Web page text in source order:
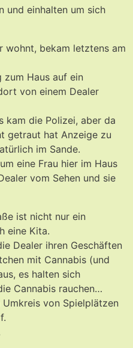
und einhalten um sich
wohnt, bekam letztens am
zum Haus auf ein
von einem Dealer
kam die Polizei, aber da
getraut hat Anzeige zu
im Sande.
eine Frau hier im Haus
vom Sehen und sie
ist nicht nur ein
eine Kita.
Dealer ihren Geschäften
mit Cannabis (und
es halten sich
Cannabis rauchen…
von Spielplätzen